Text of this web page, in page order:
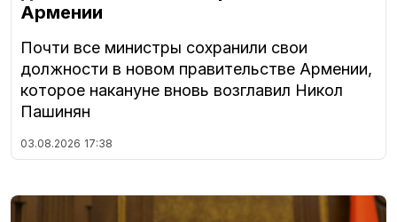
Армении
Почти все министры сохранили свои
должности в новом правительстве Армении,
которое накануне вновь возглавил Никол
Пашинян
03.08.2026 17:38